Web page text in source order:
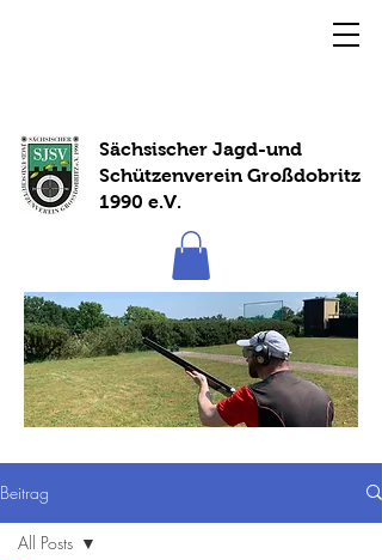
Sächsischer Jagd-und
Schützenverein Großdobritz
1990 e.V.
Beitrag
All Posts